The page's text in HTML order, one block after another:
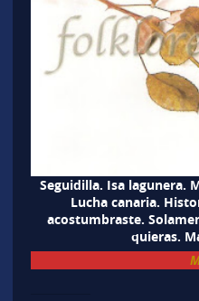
Seguidilla. Isa lagunera.
Lucha canaria.
acostumbraste.
quieras.